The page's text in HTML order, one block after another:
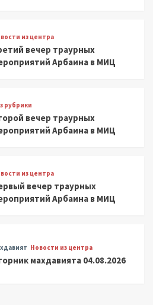
из центра
вечер траурных
Арбаина в МИЦ
рубрики
вечер траурных
Арбаина в МИЦ
из центра
вечер траурных
Арбаина в МИЦ
Новости из центра
махдавията 04.08.2026